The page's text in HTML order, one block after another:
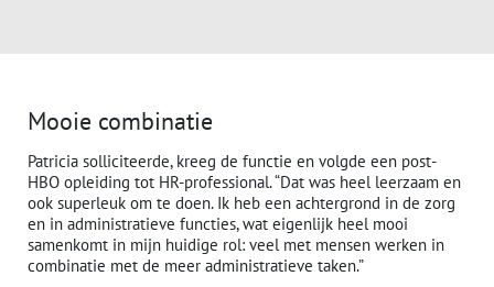
Mooie combinatie
Patricia solliciteerde, kreeg de functie en volgde een post-
HBO opleiding tot HR-professional. “Dat was heel leerzaam en
ook superleuk om te doen. Ik heb een achtergrond in de zorg
en in administratieve functies, wat eigenlijk heel mooi
samenkomt in mijn huidige rol: veel met mensen werken in
combinatie met de meer administratieve taken.”